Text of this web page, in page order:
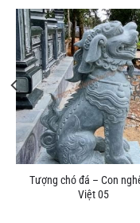
Tượng chó đá – Con
Việt 05